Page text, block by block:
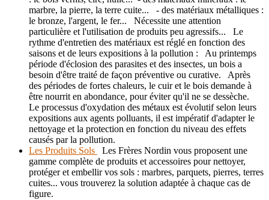
marbre, la pierre, la terre cuite... - des matériaux métalliques :
le bronze, l'argent, le fer... Nécessite une attention
particulière et l'utilisation de produits peu agressifs... Le
rythme d'entretien des matériaux est réglé en fonction des
saisons et de leurs expositions à la pollution : Au printemps
période d'éclosion des parasites et des insectes, un bois a
besoin d'être traité de façon préventive ou curative. Après
des périodes de fortes chaleurs, le cuir et le bois demande à
être nourrit en abondance, pour éviter qu'il ne se dessèche.
Le processus d'oxydation des métaux est évolutif selon leurs
expositions aux agents polluants, il est impératif d'adapter le
nettoyage et la protection en fonction du niveau des effets
causés par la pollution.
Les Produits Sols
Les Frères Nordin vous proposent une
gamme complète de produits et accessoires pour nettoyer,
protéger et embellir vos sols : marbres, parquets, pierres, terres
cuites... vous trouverez la solution adaptée à chaque cas de
figure.